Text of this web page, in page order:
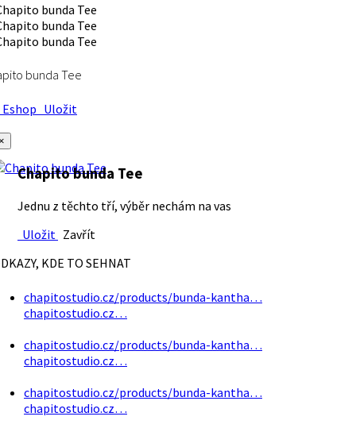
bunda Tee
Uložit
Chapito bunda Tee
Jednu z těchto tří, výběr nechám na vas
Uložit Zavřít
KDE TO SEHNAT
chapitostudio.cz/products/bunda-kantha…
chapitostudio.cz…
chapitostudio.cz/products/bunda-kantha…
chapitostudio.cz…
chapitostudio.cz/products/bunda-kantha…
chapitostudio.cz…